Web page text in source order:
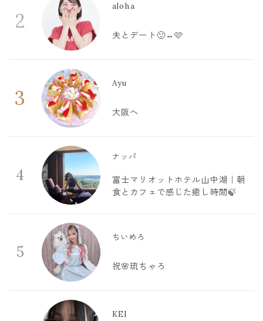
2
aloha
夫とデート🙂‍↔️🩷
3
Ayu
大阪へ
4
ナッパ
富士マリオットホテル山中湖｜朝
食とカフェで感じた癒し時間🍃
5
ちいめろ
祝🌸琉ちゃろ
KEI